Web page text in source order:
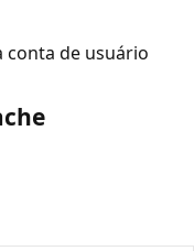
conta de usuário